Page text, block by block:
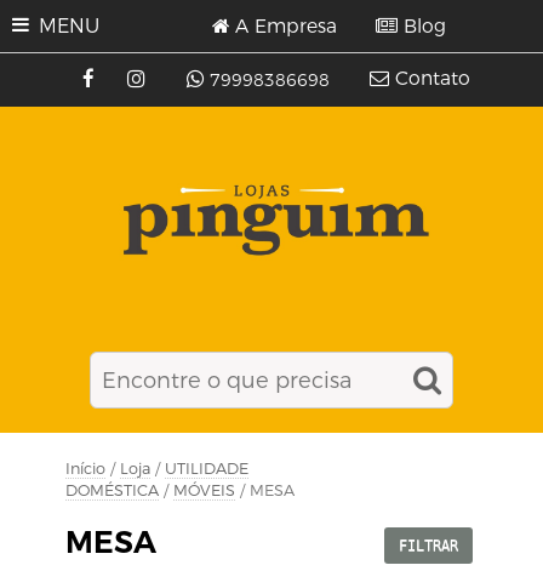
MENU
79998386698
A Empresa Blog
Contato
Início / Loja / UTILIDADE
DOMÉSTICA / MÓVEIS / MESA
MESA FILTRAR